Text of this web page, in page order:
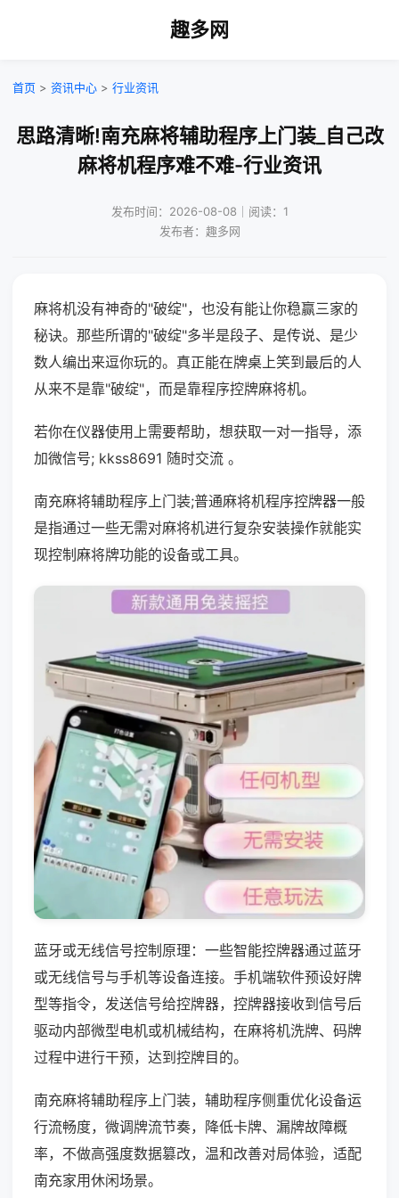
趣多网
首页 > 资讯中心 > 行业资讯
思路清晰!南充麻将辅助程序上门装_自己改
麻将机程序难不难-行业资讯
发布时间：2026-08-08｜阅读：1
发布者：趣多网
麻将机没有神奇的"破绽"，也没有能让你稳赢三家的
秘诀。那些所谓的"破绽"多半是段子、是传说、是少
数人编出来逗你玩的。真正能在牌桌上笑到最后的人
从来不是靠"破绽"，而是靠程序控牌麻将机。
若你在仪器使用上需要帮助，想获取一对一指导，添
加微信号; kkss8691 随时交流 。
南充麻将辅助程序上门装;普通麻将机程序控牌器一般
是指通过一些无需对麻将机进行复杂安装操作就能实
现控制麻将牌功能的设备或工具。
蓝牙或无线信号控制原理：一些智能控牌器通过蓝牙
或无线信号与手机等设备连接。手机端软件预设好牌
型等指令，发送信号给控牌器，控牌器接收到信号后
驱动内部微型电机或机械结构，在麻将机洗牌、码牌
过程中进行干预，达到控牌目的。
南充麻将辅助程序上门装，辅助程序侧重优化设备运
行流畅度，微调牌流节奏，降低卡牌、漏牌故障概
率，不做高强度数据篡改，温和改善对局体验，适配
南充家用休闲场景。